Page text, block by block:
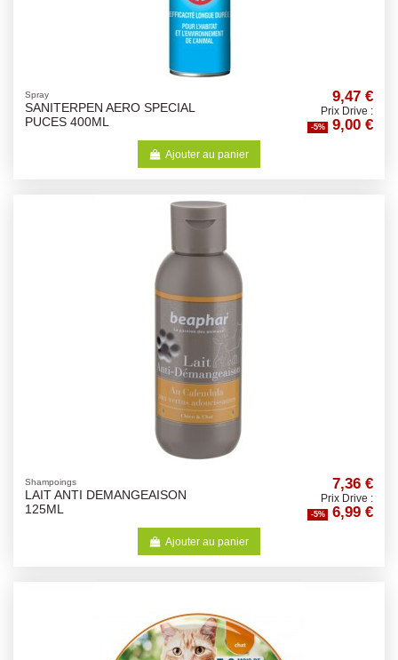
Spray
SANITERPEN AERO SPECIAL
PUCES 400ML
9,47 €
Prix Drive :
-5% 9,00 €
Ajouter au panier
Shampoings
LAIT ANTI DEMANGEAISON
125ML
7,36 €
Prix Drive :
-5% 6,99 €
Ajouter au panier